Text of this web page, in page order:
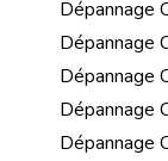
Dépannage
Dépannage
Dépannage
Dépannage
Dépannage